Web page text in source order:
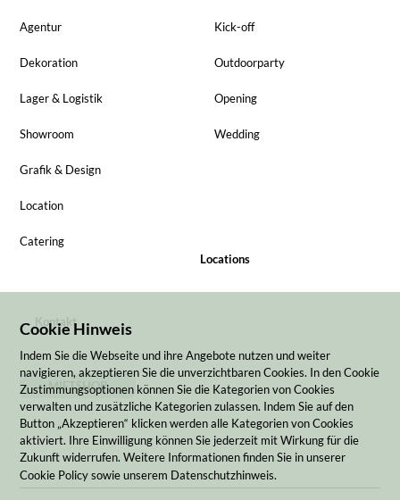
Agentur
Dekoration
Lager & Logistik
Showroom
Grafik & Design
Location
Catering
Kick-off
Outdoorparty
Opening
Wedding
Locations
Kontakt
MIETSHOP
Cookie Hinweis
Indem Sie die Webseite und ihre Angebote nutzen und weiter
navigieren, akzeptieren Sie die unverzichtbaren Cookies. In den Cookie
Zustimmungsoptionen können Sie die Kategorien von Cookies
verwalten und zusätzliche Kategorien zulassen. Indem Sie auf den
Button „Akzeptieren“ klicken werden alle Kategorien von Cookies
aktiviert. Ihre Einwilligung können Sie jederzeit mit Wirkung für die
Zukunft widerrufen. Weitere Informationen finden Sie in unserer
Cookie Policy sowie unserem Datenschutzhinweis.